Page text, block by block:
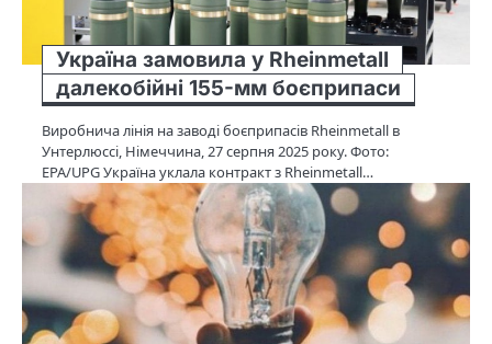
Україна замовила у Rheinmetall
далекобійні 155-мм боєприпаси
Виробнича лінія на заводі боєприпасів Rheinmetall в
Унтерлюссі, Німеччина, 27 серпня 2025 року. Фото:
EPA/UPG Україна уклала контракт з Rheinmetall…